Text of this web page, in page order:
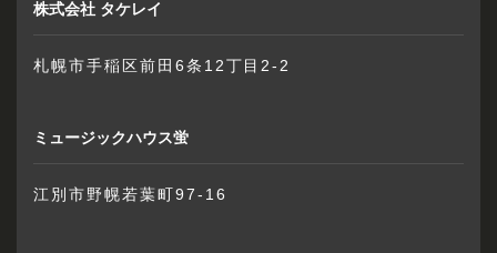
株式会社 タケレイ
札幌市手稲区前田6条12丁目2-2
ミュージックハウス蛍
江別市野幌若葉町97-16